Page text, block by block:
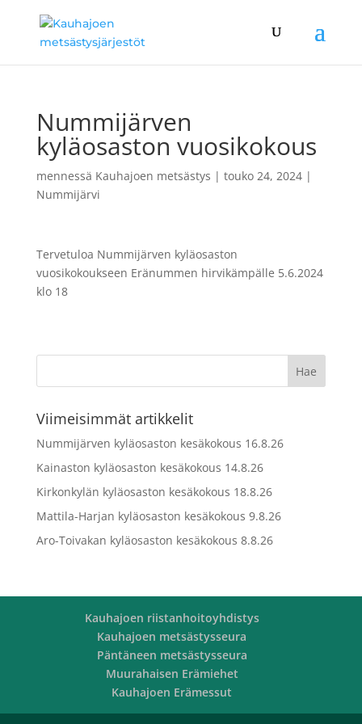
Nummijärven
kyläosaston vuosikokous
mennessä Kauhajoen metsästys | touko 24, 2024|
Nummijärvi
Tervetuloa Nummijärven kyläosaston
vuosikokoukseen Eränummen hirvikämpälle 5.6.2024
klo 18
Viimeisimmät artikkelit
Nummijärven kyläosaston kesäkokous 16.8.26
Kainaston kyläosaston kesäkokous 14.8.26
Kirkonkylän kyläosaston kesäkokous 18.8.26
Mattila-Harjan kyläosaston kesäkokous 9.8.26
Aro-Toivakan kyläosaston kesäkokous 8.8.26
Kauhajoen riistanhoitoyhdistys
Kauhajoen metsästysseura
Päntäneen metsästysseura
Muurahaisen Erämiehet
Kauhajoen Erämessut